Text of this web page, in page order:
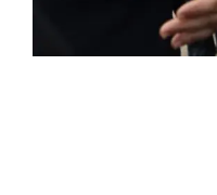
ROSE VALLAND,